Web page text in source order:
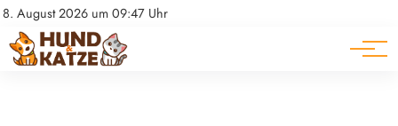
8. August 2026 um 09:47 Uhr
Datenschutz
Impressum
Pferde
Ratgeber